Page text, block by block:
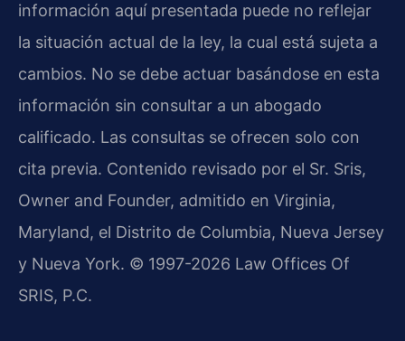
información aquí presentada puede no reflejar
la situación actual de la ley, la cual está sujeta a
cambios. No se debe actuar basándose en esta
información sin consultar a un abogado
calificado. Las consultas se ofrecen solo con
cita previa. Contenido revisado por el Sr. Sris,
Owner and Founder, admitido en Virginia,
Maryland, el Distrito de Columbia, Nueva Jersey
y Nueva York. © 1997-2026 Law Offices Of
SRIS, P.C.